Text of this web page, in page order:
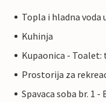
Topla i hladna voda
Kuhinja
Kupaonica - Toalet:
Prostorija za
Spavaca soba br. 1